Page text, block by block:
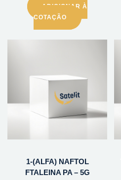
ADICIONAR À
COTAÇÃO
1-(ALFA) NAFTOL
FTALEINA PA – 5G